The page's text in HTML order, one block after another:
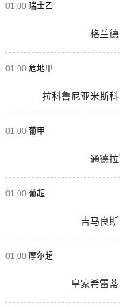
01:00 瑞士乙
格兰德
01:00 危地甲
拉科鲁尼亚米斯科
01:00 葡甲
通德拉
01:00 葡超
吉马良斯
01:00 摩尔超
皇家希雷蒂